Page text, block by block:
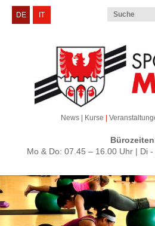
News | Kurse |
Mo & Do: 07.45 – 16.00 Uhr | Di
DE
IT
Menü
Sportclub Meran
Kurse & Veranstaltungen
Sektionen
Service & Kontakt